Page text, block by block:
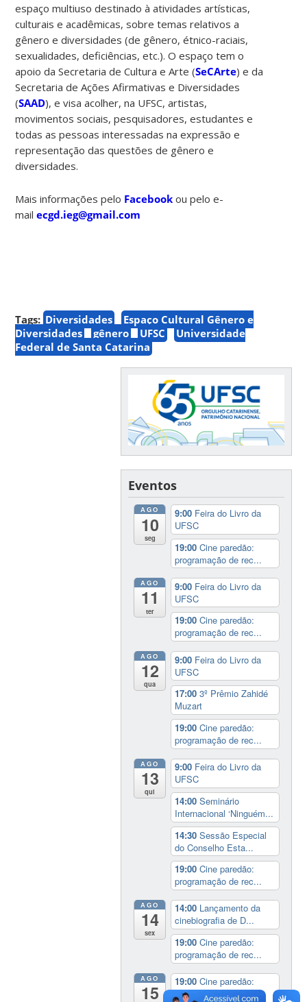
espaço multiuso destinado à atividades artísticas,
culturais e acadêmicas, sobre temas relativos a
gênero e diversidades (de gênero, étnico-raciais,
sexualidades, deficiências, etc.). O espaço tem o
apoio da Secretaria de Cultura e Arte (SeCArte) e da
Secretaria de Ações Afirmativas e Diversidades
(SAAD), e visa acolher, na UFSC, artistas,
movimentos sociais, pesquisadores, estudantes e
todas as pessoas interessadas na expressão e
representação das questões de gênero e
diversidades.
Mais informações pelo Facebook ou pelo e-
mailecgd.ieg@gmail.com
Tags: Diversidades
Espaço Cultural Gênero e
Diversidades
gênero UFSC
Universidade
Federal de Santa Catarina
Eventos
AGO
10
seg
9:00 Feira do Livro da
UFSC
19:00Cine paredão:
programação de rec...
AGO
11
ter
9:00 Feira do Livro da
UFSC
19:00Cine paredão:
programação de rec...
AGO
12
qua
9:00 Feira do Livro da
UFSC
17:003º Prêmio Zahidé
Muzart
19:00Cine paredão:
programação de rec...
AGO
13
qui
9:00 Feira do Livro da
UFSC
14:00Seminário
Internacional ‘Ninguém...
14:30Sessão Especial
do Conselho Esta...
19:00Cine paredão:
programação de rec...
AGO
14
sex
14:00 Lançamento da
cinebiografia de D...
19:00Cine paredão:
programação de rec...
AGO
15
19:00Cine paredão:
programação de rec...